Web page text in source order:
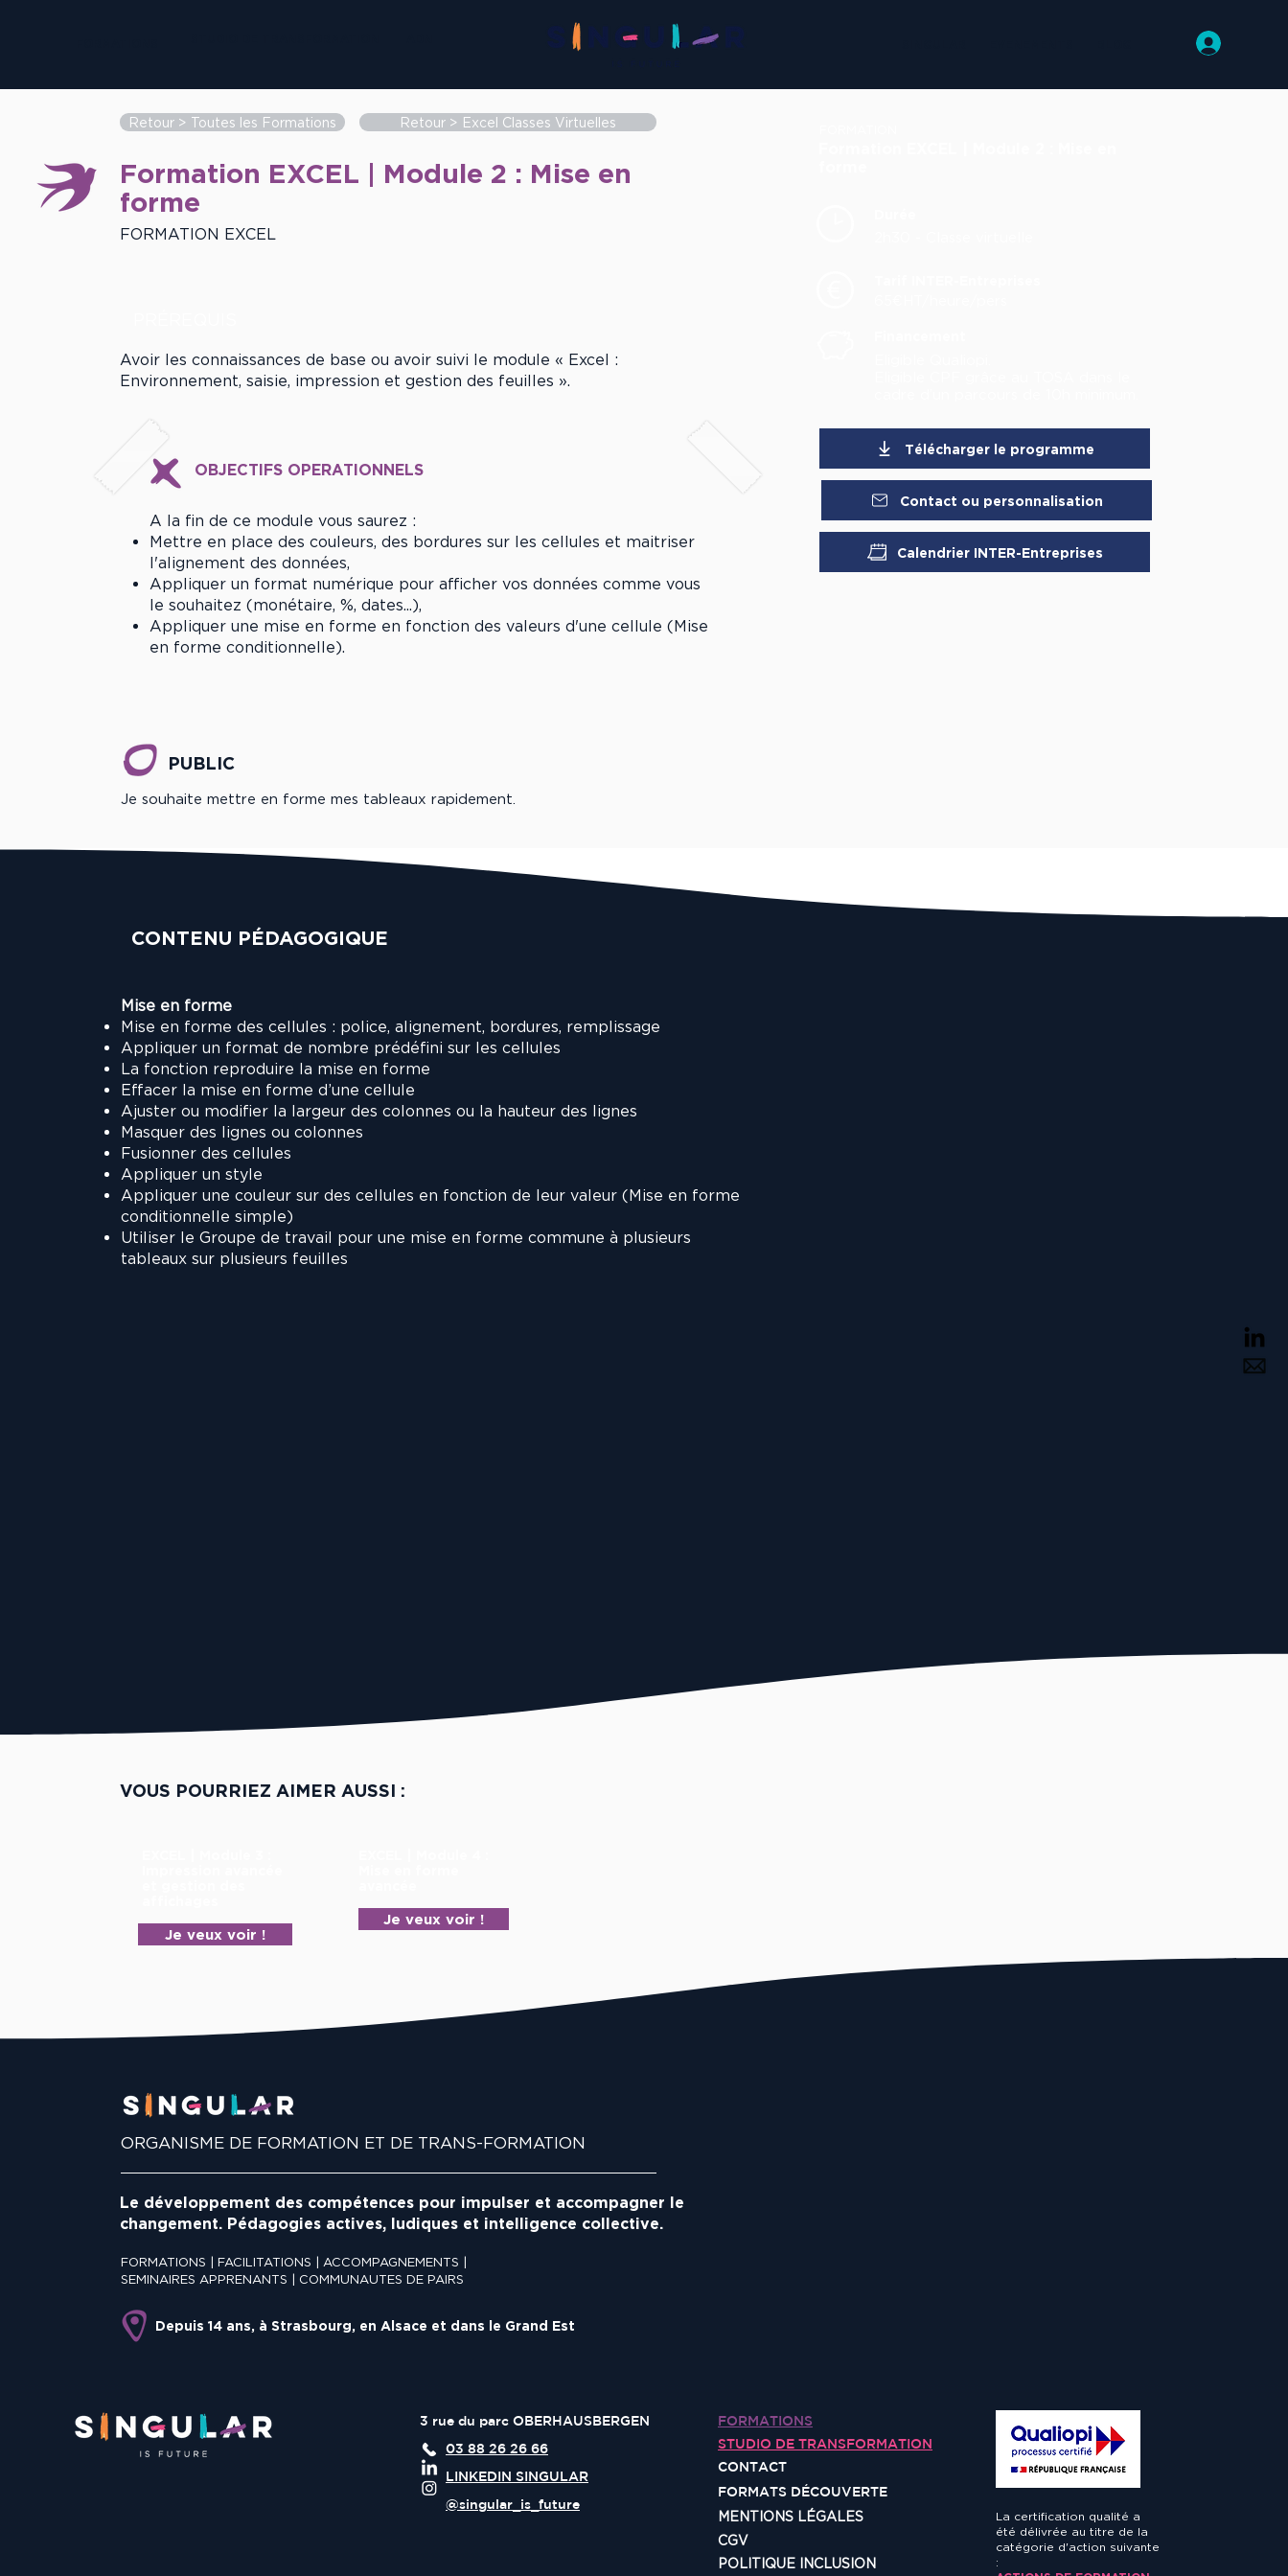
Télécharger le programme
Contact ou personnalisation
Calendrier INTER-Entreprises
Retour > Toutes les Formations Retour > Excel Classes Virtuelles
Formation EXCEL | Module 2 : Mise en
forme
FORMATION EXCEL
Avoir les connaissances de base ou avoir suivi le module « Excel :
Environnement, saisie, impression et gestion des feuilles ».
OBJECTIFS OPERATIONNELS
A la fin de ce module vous saurez :
Mettre en place des couleurs, des bordures sur les cellules et maitriser
l'alignement des données,
Appliquer un format numérique pour afficher vos données comme vous
le souhaitez (monétaire, %, dates...),
Appliquer une mise en forme en fonction des valeurs d'une cellule (Mise
en forme conditionnelle).
PUBLIC
Je souhaite mettre en forme mes tableaux rapidement.
CONTENU PÉDAGOGIQUE
Mise en forme
Mise en forme des cellules : police, alignement, bordures, remplissage
Appliquer un format de nombre prédéfini sur les cellules
La fonction reproduire la mise en forme
Effacer la mise en forme d’une cellule
Ajuster ou modifier la largeur des colonnes ou la hauteur des lignes
Masquer des lignes ou colonnes
Fusionner des cellules
Appliquer un style
Appliquer une couleur sur des cellules en fonction de leur valeur (Mise en forme
conditionnelle simple)
Utiliser le Groupe de travail pour une mise en forme commune à plusieurs
tableaux sur plusieurs feuilles
VOUS POURRIEZ AIMER AUSSI :
Je veux voir !
Je veux voir !
ORGANISME DE FORMATION ET DE TRANS-FORMATION
Le développement des compétences pour impulser et accompagner le
changement. Pédagogies actives, ludiques et intelligence collective.
FORMATIONS | FACILITATIONS | ACCOMPAGNEMENTS |
SEMINAIRES APPRENANTS | COMMUNAUTES DE PAIRS
Depuis 14 ans, à Strasbourg, en Alsace et dans le Grand Est
3 rue du parc OBERHAUSBERGEN
03 88 26 26 66
LINKEDIN SINGULAR
@singular_is_future
FORMATIONS
STUDIO DE TRANSFORMATION
CONTACT
FORMATS DÉCOUVERTE
MENTIONS LÉGALES
CGV
POLITIQUE INCLUSION
La certification qualité a
été délivrée au titre de la
catégorie d'action suivante
: